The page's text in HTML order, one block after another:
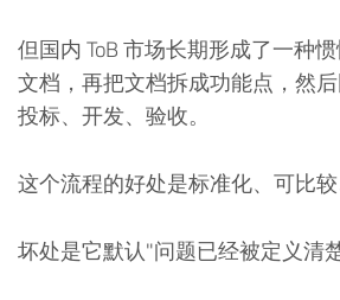
但国内 ToB 市场长期形成了一种
文档，再把文档拆成功能点，然后
投标、开发、验收。
这个流程的好处是标准化、可比较
坏处是它默认"问题已经被定义清